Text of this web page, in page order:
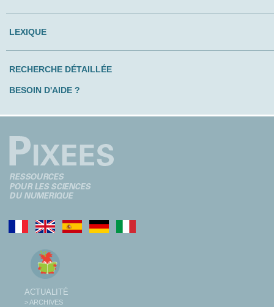
LEXIQUE
RECHERCHE DÉTAILLÉE
BESOIN D'AIDE ?
ACTUALITÉ
> ARCHIVES